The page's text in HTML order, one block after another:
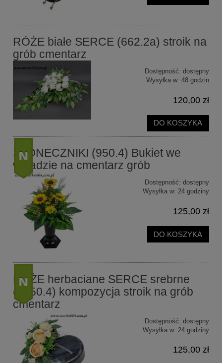
RÓŻE białe SERCE (662.2a) stroik na
grób cmentarz
Dostępność: dostępny
Wysyłka w: 48 godzin
120,00 zł
DO KOSZYKA
SŁONECZNIKI (950.4) Bukiet we
wkładzie na cmentarz grób
Dostępność: dostępny
Wysyłka w: 24 godziny
125,00 zł
DO KOSZYKA
nowość
RÓŻE herbaciane SERCE srebrne
(2050.4) kompozycja stroik na grób
cmentarz
Dostępność: dostępny
Wysyłka w: 24 godziny
125,00 zł